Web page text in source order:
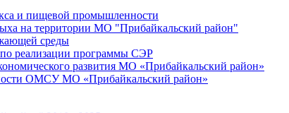
и пищевой промышленности
на территории МО "Прибайкальский район"
среды
реализации программы СЭР
развития МО «Прибайкальский район»
ОМСУ МО «Прибайкальский район»